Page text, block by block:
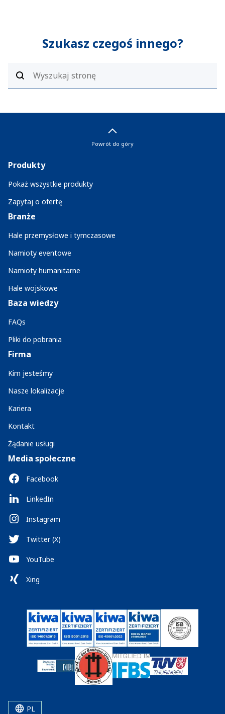
Szukasz czegoś innego?
Powrót do góry
Produkty
Pokaż wszystkie produkty
Zapytaj o ofertę
Branże
Hale przemysłowe i tymczasowe
Namioty eventowe
Namioty humanitarne
Hale wojskowe
Baza wiedzy
FAQs
Pliki do pobrania
Firma
Kim jesteśmy
Nasze lokalizacje
Kariera
Kontakt
Żądanie usługi
Media społeczne
Facebook
LinkedIn
Instagram
Twitter (X)
YouTube
Xing
PL